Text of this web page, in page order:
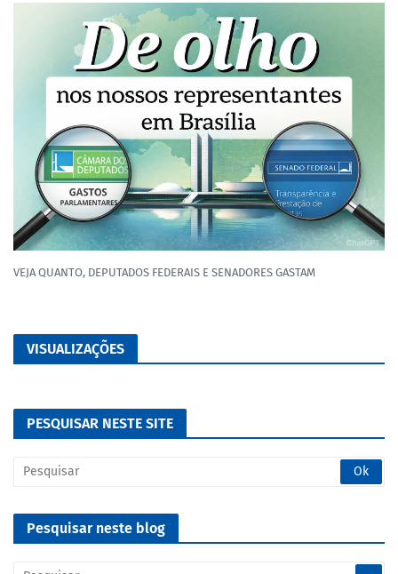
VEJA QUANTO, DEPUTADOS FEDERAIS E SENADORES GASTAM
VISUALIZAÇÕES
PESQUISAR NESTE SITE
Pesquisar neste blog